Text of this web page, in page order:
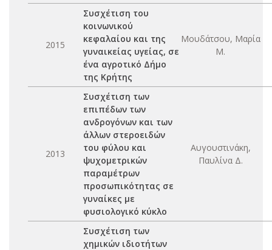
2015
Συσχέτιση του
κοινωνικού
κεφαλαίου και της
γυναικείας υγείας, σε
ένα αγροτικό Δήμο
της Κρήτης
Μουδάτσου, Μαρία
Μ.
2013
Συσχέτιση των
επιπέδων των
ανδρογόνων και των
άλλων στεροειδών
του φύλου και
ψυχομετρικών
παραμέτρων
προσωπικότητας σε
γυναίκες με
φυσιολογικό κύκλο
Αυγουστινάκη,
Παυλίνα Δ.
Συσχέτιση των
χημικών ιδιοτήτων